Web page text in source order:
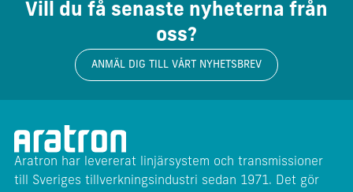
Vill du få senaste nyheterna från
oss?
ANMÄL DIG TILL VÅRT NYHETSBREV
Aratron har levererat linjärsystem och transmissioner
till Sveriges tillverkningsindustri sedan 1971. Det gör